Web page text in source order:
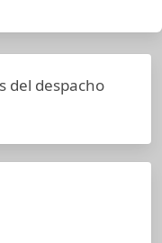
del despacho